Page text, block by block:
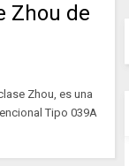
Zhou de
Zhou, es una
Tipo 039A